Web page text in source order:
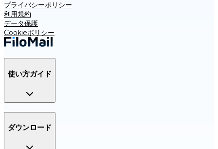
プライバシーポリシー
利用規約
データ保護
Cookieポリシー
使い方ガイド
ダウンロード